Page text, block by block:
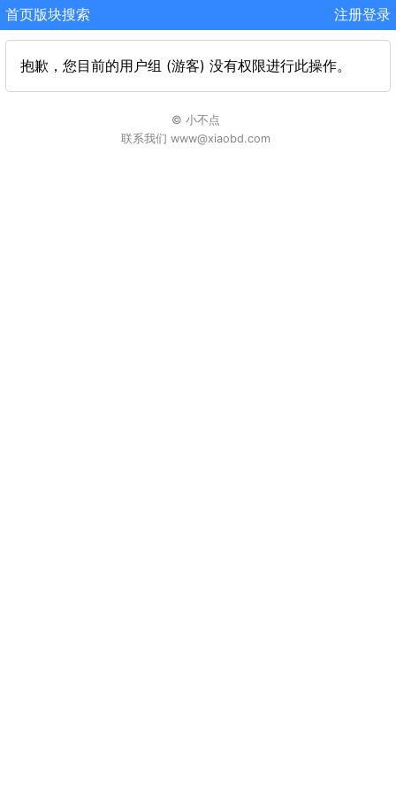
首页版块搜索 注册登录
抱歉，您目前的用户组 (游客) 没有权限进行此操作。
© 小不点
联系我们 www@xiaobd.com